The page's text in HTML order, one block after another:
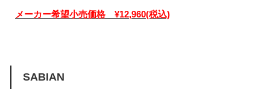
メーカー希望小売価格 ¥12,960(税込)
SABIAN